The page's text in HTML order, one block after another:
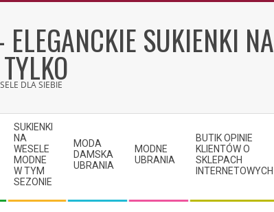
ELEGANCKIE SUKIENKI NA
DLA SIEBIE
SUKIENKI
NA
WESELE
MODNE
W TYM
SEZONIE
MODA
DAMSKA
UBRANIA
MODNE
UBRANIA
BUTIK OPINIE
KLIENTÓW O
SKLEPACH
INTERNETOWYCH